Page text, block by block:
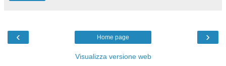
‹ ›
Home page
Visualizza versione web